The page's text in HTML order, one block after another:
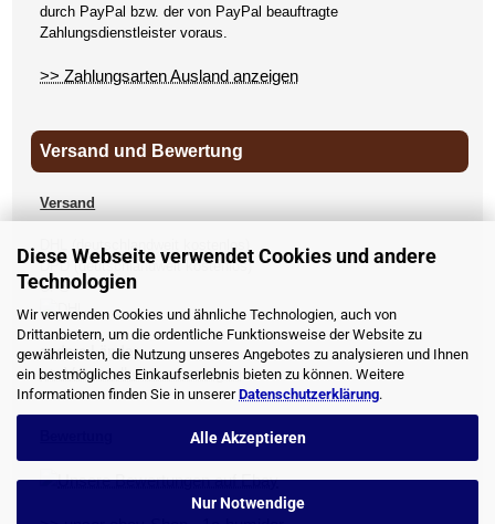
Diese Webseite verwendet Cookies und andere
Technologien
Wir verwenden Cookies und ähnliche Technologien, auch von
Drittanbietern, um die ordentliche Funktionsweise der Website zu
gewährleisten, die Nutzung unseres Angebotes zu analysieren und Ihnen
ein bestmögliches Einkaufserlebnis bieten zu können. Weitere
Informationen finden Sie in unsererDatenschutzerklärung.
Alle Akzeptieren
Nur Notwendige
durch PayPal bzw. der von PayPal beauftragte
Zahlungsdienstleister voraus.
>> Zahlungsarten Ausland anzeigen
Versand und Bewertung
Versand
DHL (deutschlandweit kostenlos)
DPD (deutschlandweit kostenlos)
UPS
andere Länder
>> Versandkosten anzeigen